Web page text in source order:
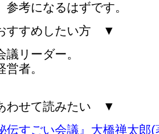
なるはずです。
すめしたい方 ▼
ーダー。
。
せて読みたい ▼
伝すごい会議』大橋禅太郎